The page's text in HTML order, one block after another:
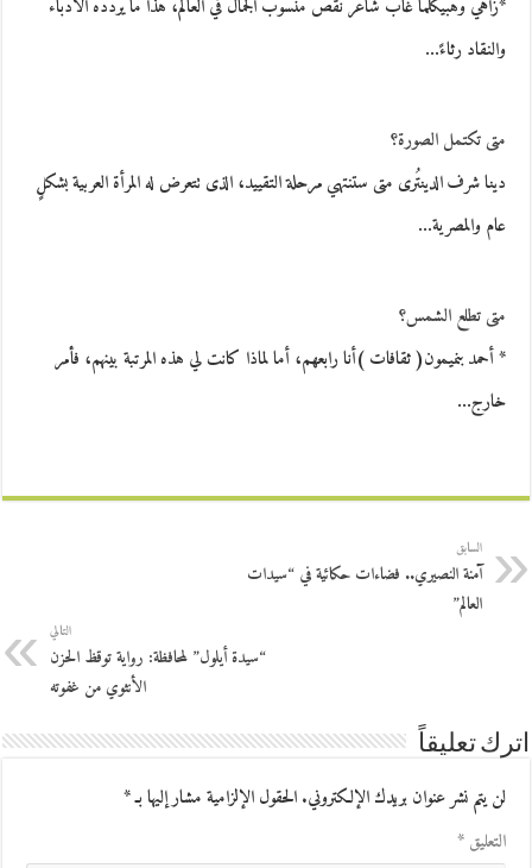
*زاهي وهبيكلما غاب شاعر نقص منسوب الجمال في العالم، هذا ما يردده الأدباء
والنقاد رثاءً…
متى تكتمل الصورة؟
دينا شرف الدينتُرى متى ستنتهي مرحلة التقييد، الذى تتعرض له المرأة العربية بشكلٍ
عام والمصرية…
متى تطلع الشمس؟
* أحمد بنميمون( ثقافات )أنا رابعهم، أما لماذا كانت لي هذه المرتبة بينهم، فأمر
خارج…
السابق
آمنة النصيري.. فضاءات حكائية في “سيدات
العالم”
التالي
“سيدة أيلول” لمحافظة: رواية توقظ الحزن
الأنثوي من غفوته
اترك تعليقاً
لن يتم نشر عنوان بريدك الإلكتروني.الحقول الإلزامية مشار إليها بـ*
التعليق*